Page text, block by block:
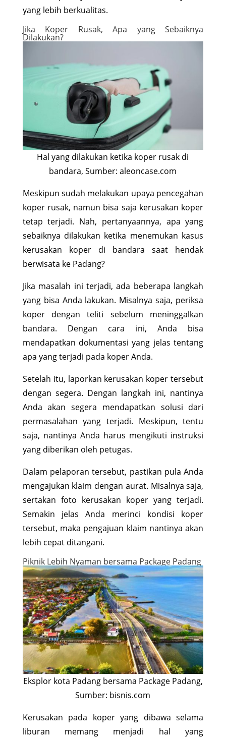
yang lebih berkualitas.
Jika Koper Rusak, Apa yang Sebaiknya
Dilakukan?
Hal yang dilakukan ketika koper rusak di
bandara, Sumber: aleoncase.com
Meskipun sudah melakukan upaya pencegahan
koper rusak, namun bisa saja kerusakan koper
tetap terjadi. Nah, pertanyaannya, apa yang
sebaiknya dilakukan ketika menemukan kasus
kerusakan koper di bandara saat hendak
berwisata ke Padang?
Jika masalah ini terjadi, ada beberapa langkah
yang bisa Anda lakukan. Misalnya saja, periksa
koper dengan teliti sebelum meninggalkan
bandara. Dengan cara ini, Anda bisa
mendapatkan dokumentasi yang jelas tentang
apa yang terjadi pada koper Anda.
Setelah itu, laporkan kerusakan koper tersebut
dengan segera. Dengan langkah ini, nantinya
Anda akan segera mendapatkan solusi dari
permasalahan yang terjadi. Meskipun, tentu
saja, nantinya Anda harus mengikuti instruksi
yang diberikan oleh petugas.
Dalam pelaporan tersebut, pastikan pula Anda
mengajukan klaim dengan aurat. Misalnya saja,
sertakan foto kerusakan koper yang terjadi.
Semakin jelas Anda merinci kondisi koper
tersebut, maka pengajuan klaim nantinya akan
lebih cepat ditangani.
Piknik Lebih Nyaman bersama Package Padang
Eksplor kota Padang bersama Package Padang,
Sumber: bisnis.com
Kerusakan pada koper yang dibawa selama
liburan memang menjadi hal yang